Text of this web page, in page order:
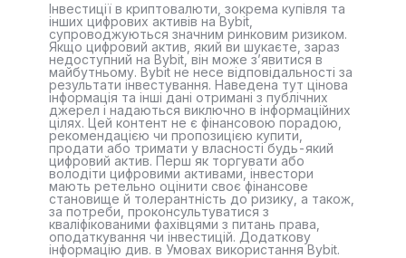
Інвестиції в криптовалюти, зокрема купівля та
інших цифрових активів на Bybit,
супроводжуються значним ринковим ризиком.
Якщо цифровий актив, який ви шукаєте, зараз
недоступний на Bybit, він може з’явитися в
майбутньому. Bybit не несе відповідальності за
результати інвестування. Наведена тут цінова
інформація та інші дані отримані з публічних
джерел і надаються виключно в інформаційних
цілях. Цей контент не є фінансовою порадою,
рекомендацією чи пропозицією купити,
продати або тримати у власності будь-який
цифровий актив. Перш як торгувати або
володіти цифровими активами, інвестори
мають ретельно оцінити своє фінансове
становище й толерантність до ризику, а також,
за потреби, проконсультуватися з
кваліфікованими фахівцями з питань права,
оподаткування чи інвестицій. Додаткову
інформацію див. в Умовах використання Bybit.